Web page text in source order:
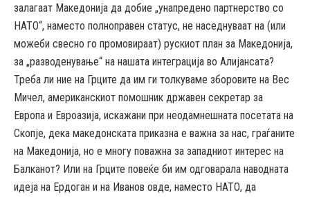
залагаат Македонија да добие „унапредено партнерство со
НАТО“, наместо полноправен статус, не наседнуваат на (или
можеби свесно го промовираат) рускиот план за Македонија,
за „разводенување“ на нашата интеграција во Алијансата?
Треба ли ние на Грците да им ги толкуваме зборовите на Вес
Мичел, американскиот помошник државен секретар за
Европа и Евроазија, искажани при неодамнешната посетата на
Скопје, дека македонската приказна е важна за нас, граѓаните
на Македонија, но е многу поважна за западниот интерес на
Балканот? Или на Грците повеќе би им одговарала наводната
идеја на Ердоган и на Иванов овде, наместо НАТО, да